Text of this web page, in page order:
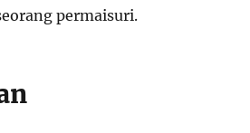
permaisuri.